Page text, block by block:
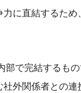
力に直結するた
部で完結するも
外関係者との連